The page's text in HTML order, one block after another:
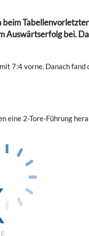
beim
Auswärtserfolg bei.
7:4 vorne. Danach fand
eine 2-Tore-Führung